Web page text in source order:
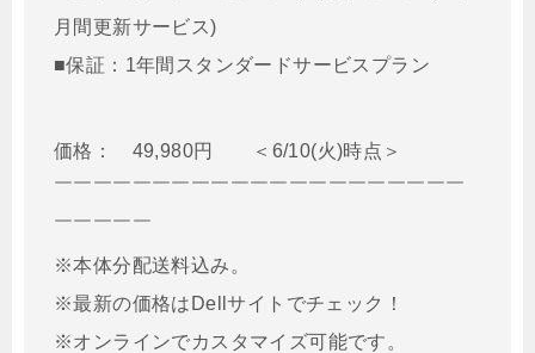
月間更新サービス)
■保証：1年間スタンダードサービスプラン
価格： 49,980円 ＜6/10(火)時点＞
￣￣￣￣￣￣￣￣￣￣￣￣￣￣￣￣￣￣￣￣￣
￣￣￣￣￣
※本体分配送料込み。
※最新の価格はDellサイトでチェック！
※オンラインでカスタマイズ可能です。